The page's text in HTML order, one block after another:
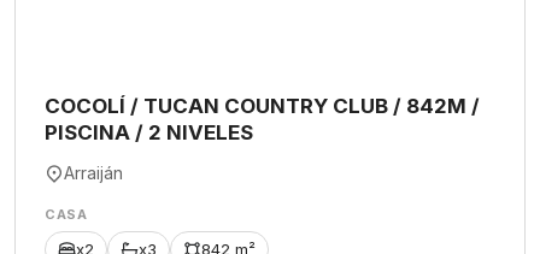
COCOLÍ / TUCAN COUNTRY CLUB / 842M /
PISCINA / 2 NIVELES
Arraiján
CASA
x2 x3 842 m²